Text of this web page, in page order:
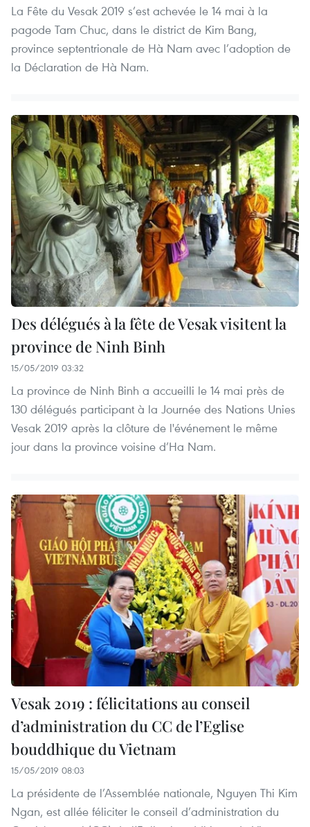
La Fête du Vesak 2019 s’est achevée le 14 mai à la
pagode Tam Chuc, dans le district de Kim Bang,
province septentrionale de Hà Nam avec l’adoption de
la Déclaration de Hà Nam.
Des délégués à la fête de Vesak visitent la
province de Ninh Binh
15/05/2019 03:32
La province de Ninh Binh a accueilli le 14 mai près de
130 délégués participant à la Journée des Nations Unies
Vesak 2019 après la clôture de l'événement le même
jour dans la province voisine d’Ha Nam.
Vesak 2019 : félicitations au conseil
d’administration du CC de l’Eglise
bouddhique du Vietnam
15/05/2019 08:03
La présidente de l’Assemblée nationale, Nguyen Thi Kim
Ngan, est allée féliciter le conseil d’administration du